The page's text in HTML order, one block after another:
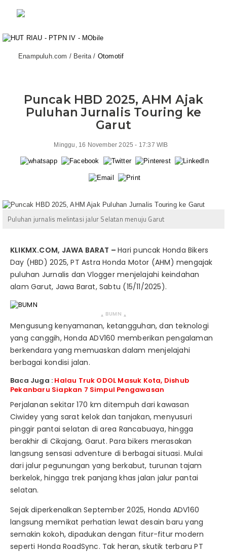
Enampuluh.com / Berita / Otomotif
Puncak HBD 2025, AHM Ajak
Puluhan Jurnalis Touring ke
Garut
Minggu, 16 November 2025 - 17:37 WIB
Puluhan jurnalis melintasi jalur Selatan menuju Garut
KLIKMX.COM, JAWA BARAT –Hari puncak Honda Bikers
Day (HBD) 2025, PT Astra Honda Motor (AHM) mengajak
puluhan Jurnalis dan Vlogger menjelajahi keindahan
alam Garut, Jawa Barat, Sabtu (15/11/2025).
▴ BUMN ▴
Mengusung kenyamanan, ketangguhan, dan teknologi
yang canggih, Honda ADV160 memberikan pengalaman
berkendara yang memuaskan dalam menjelajahi
berbagai kondisi jalan.
Baca Juga : Halau Truk ODOL Masuk Kota, Dishub
Pekanbaru Siapkan 7 Simpul Pengawasan
Perjalanan sekitar 170 km ditempuh dari kawasan
Ciwidey yang sarat kelok dan tanjakan, menyusuri
pinggir pantai selatan di area Rancabuaya, hingga
berakhir di Cikajang, Garut. Para bikers merasakan
langsung sensasi adventure di berbagai situasi. Mulai
dari jalur pegunungan yang berkabut, turunan tajam
berkelok, hingga trek panjang khas jalan jalur pantai
selatan.
Sejak diperkenalkan September 2025, Honda ADV160
langsung memikat perhatian lewat desain baru yang
semakin kokoh, dipadukan dengan fitur-fitur modern
seperti Honda RoadSync. Tak heran, skutik terbaru PT